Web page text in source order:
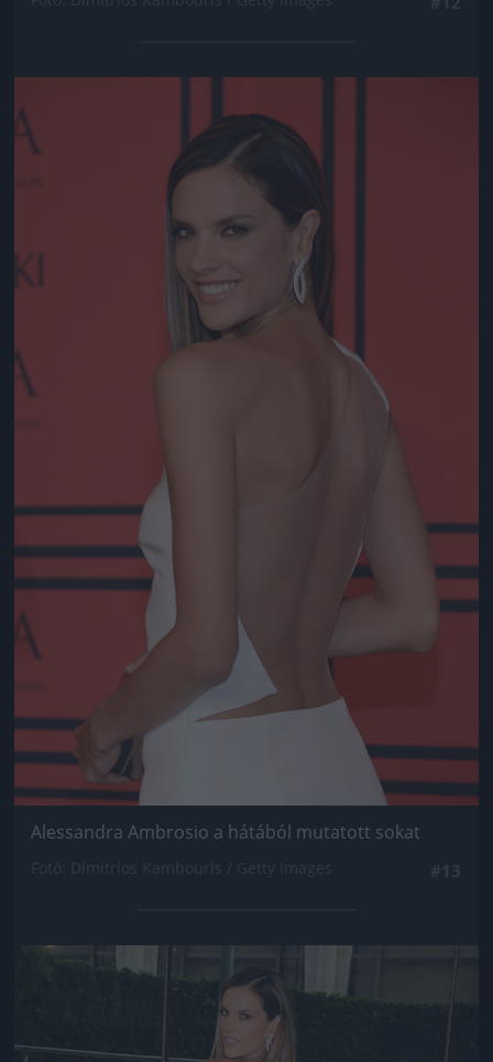
Jön még kép!
Alessandra Ambrosio a hátából mutatott sokat
Jön még kép!